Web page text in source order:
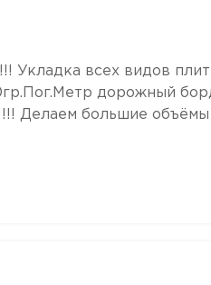
Укладка всех видов
дорожный
Делаем большие объёмы